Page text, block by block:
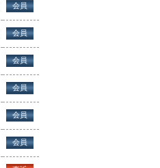
会員
会員
会員
会員
会員
会員